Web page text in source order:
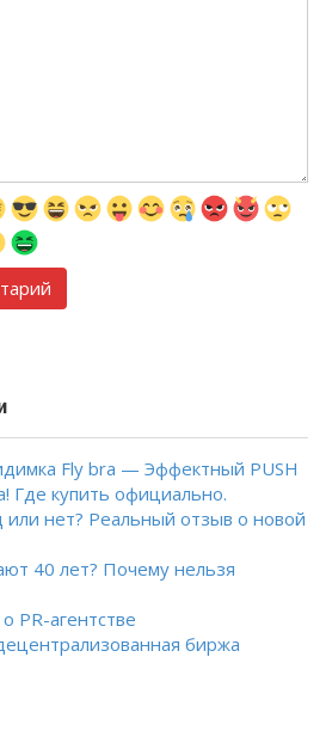
Fly bra — Эффектный PUSH
Где купить официально.
нет? Реальный отзыв о новой
40 лет? Почему нельзя
PR-агентстве
биржа